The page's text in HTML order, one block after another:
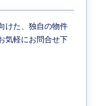
けた、独自の物件
気軽にお問合せ下